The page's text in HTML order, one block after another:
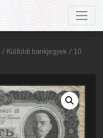
/ Külföldi bankjegyek / 10